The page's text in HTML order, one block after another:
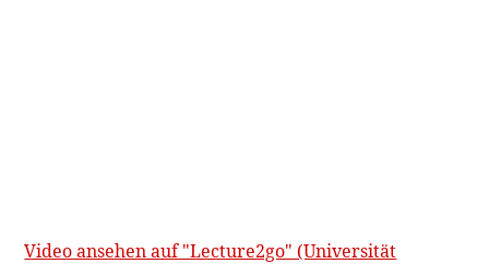
Video ansehen auf "Lecture2go" (Universität